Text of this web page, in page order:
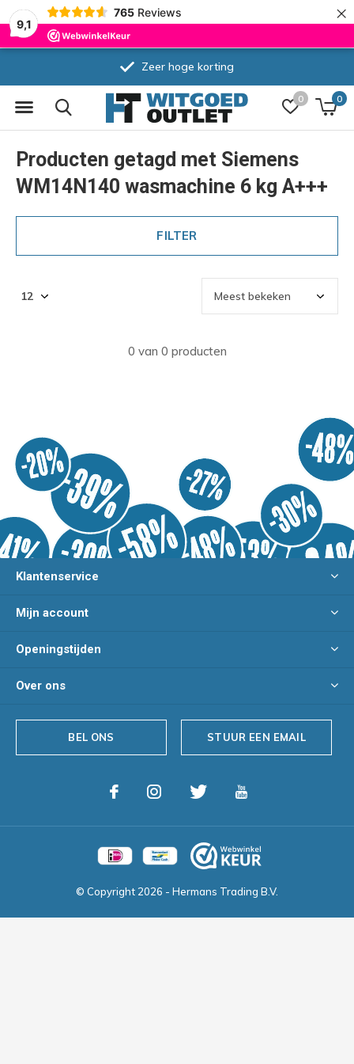
9,1
765 Reviews ×
0 0
Zeer hoge korting
Producten getagd met Siemens
WM14N140 wasmachine 6 kg A+++
FILTER
0 van 0 producten
Klantenservice
Mijn account
Openingstijden
Over ons
BEL ONS STUUR EEN EMAIL
© Copyright 2026 - Hermans Trading B.V.